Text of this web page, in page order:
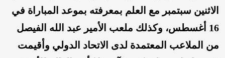
الاثنين سبتمبر مع العلم بمعرفته بموعد المباراة في
16 أغسطس، وكذلك ملعب الأمير عبد الله الفيصل
من الملاعب المعتمدة لدى الاتحاد الدولي وأقيمت